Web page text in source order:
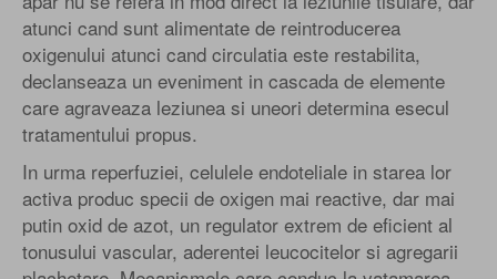
atunci cand sunt alimentate de reintroducerea
oxigenului atunci cand circulatia este restabilita,
declanseaza un eveniment in cascada de elemente
care agraveaza leziunea si uneori determina esecul
tratamentului propus.
In urma reperfuziei, celulele endoteliale in starea lor
activa produc specii de oxigen mai reactive, dar mai
putin oxid de azot, un regulator extrem de eficient al
tonusului vascular, aderentei leucocitelor si agregarii